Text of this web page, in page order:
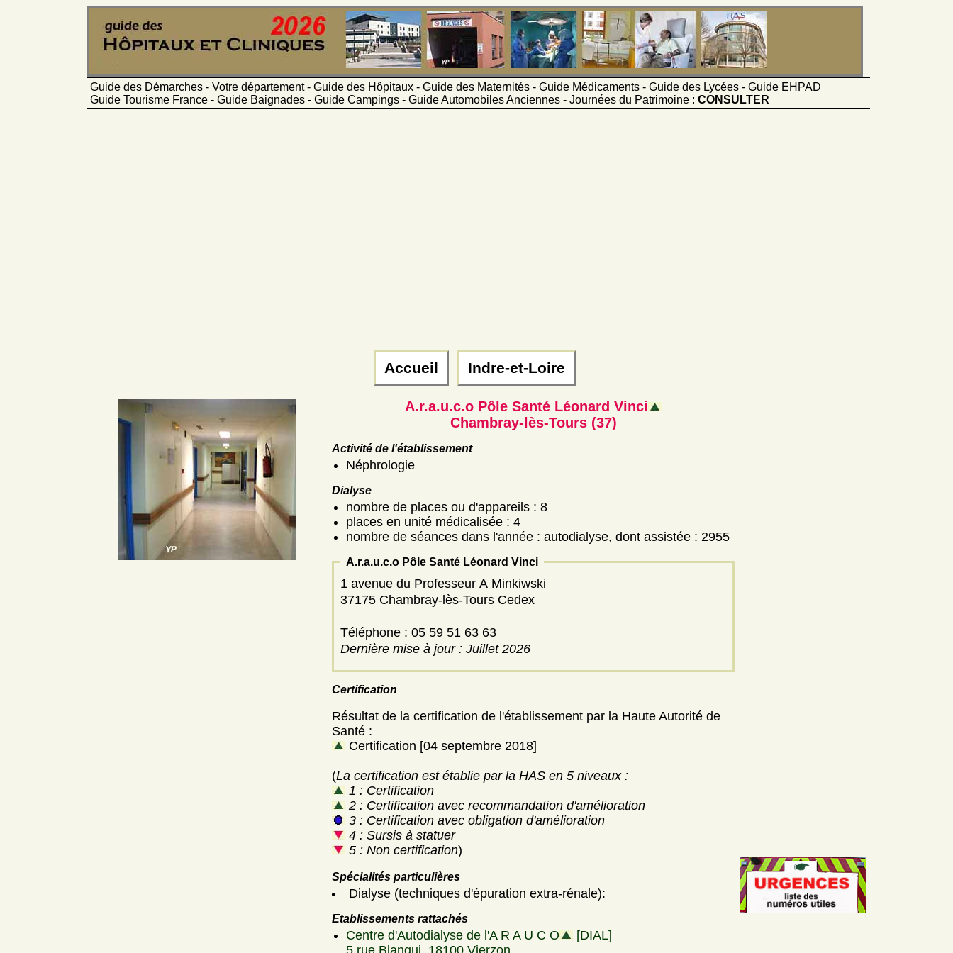
Guide des Démarches - Votre département - Guide des Hôpitaux - Guide des Maternités - Guide Médicaments - Guide des Lycées - Guide EHPAD
Guide Tourisme France - Guide Baignades - Guide Campings - Guide Automobiles Anciennes - Journées du Patrimoine : CONSULTER
Accueil Indre-et-Loire
A.r.a.u.c.o Pôle Santé Léonard Vinci
Chambray-lès-Tours (37)
Activité de l'établissement
Néphrologie
Dialyse
nombre de places ou d'appareils : 8
places en unité médicalisée : 4
nombre de séances dans l'année : autodialyse, dont assistée : 2955
A.r.a.u.c.o Pôle Santé Léonard Vinci
1 avenue du Professeur A Minkiwski
37175 Chambray-lès-Tours Cedex
Téléphone : 05 59 51 63 63
Dernière mise à jour : Juillet 2026
Certification
Résultat de la certification de l'établissement par la Haute Autorité de
Santé :
Certification [04 septembre 2018]
(La certification est établie par la HAS en 5 niveaux :
1 : Certification
2 : Certification avec recommandation d'amélioration
3 : Certification avec obligation d'amélioration
4 : Sursis à statuer
5 : Non certification)
Spécialités particulières
Dialyse (techniques d'épuration extra-rénale):
Etablissements rattachés
Centre d'Autodialyse de l'A R A U C O
[DIAL]
5 rue Blanqui, 18100 Vierzon